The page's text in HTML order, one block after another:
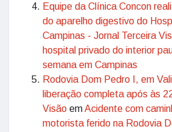
Equipe da Clínica Concon
do aparelho digestivo do
Campinas - Jornal Terceira
hospital privado do interior
semana em Campinas
Rodovia Dom Pedro I, em
liberação completa após às
Visão emAcidente com
motorista ferido na Rodovia